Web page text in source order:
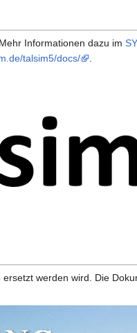
Informationen dazu im
talsim5/docs/
werden wird. Die